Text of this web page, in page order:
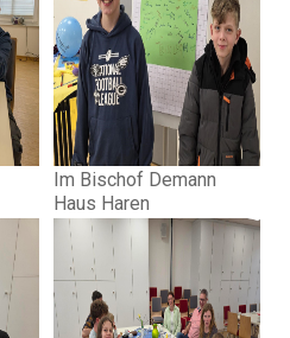
Im Bischof Demann
Haus Haren